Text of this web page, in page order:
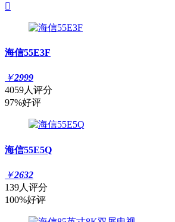

海信55E3F
￥2999
4059人评分
97%好评
海信55E5Q
￥2632
139人评分
100%好评